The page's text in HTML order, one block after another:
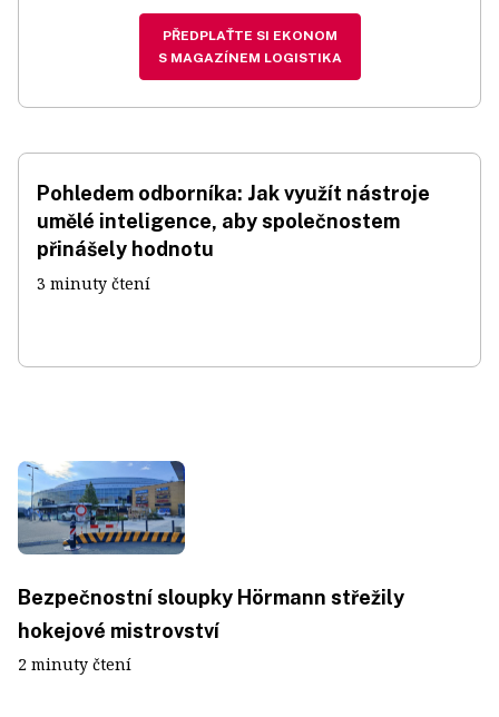
PŘEDPLAŤTE SI EKONOM
S MAGAZÍNEM LOGISTIKA
Pohledem odborníka: Jak využít nástroje
umělé inteligence, aby společnostem
přinášely hodnotu
3 minuty čtení
Bezpečnostní sloupky Hörmann střežily
hokejové mistrovství
2 minuty čtení